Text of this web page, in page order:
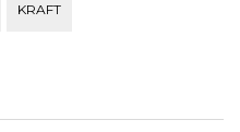
KRAFT